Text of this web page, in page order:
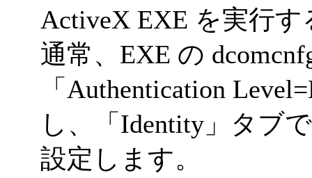
ActiveX EXE を実行
通常、EXE の
「Authentication
し、「Identity」タブ
設定します。